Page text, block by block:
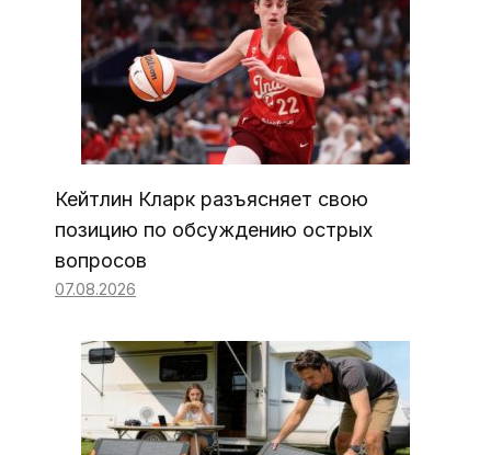
Кейтлин Кларк разъясняет свою
позицию по обсуждению острых
вопросов
07.08.2026